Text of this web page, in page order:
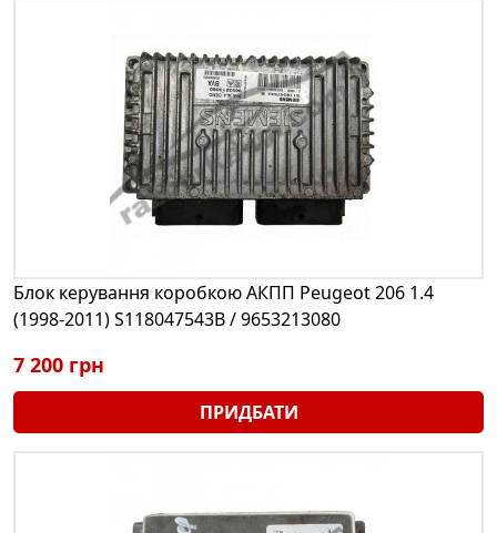
Блок керування коробкою АКПП Peugeot 206 1.4
(1998-2011) S118047543B / 9653213080
7 200 грн
ПРИДБАТИ